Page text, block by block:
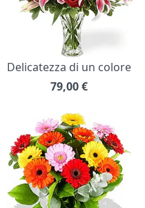
Delicatezza di un colore
79,00€